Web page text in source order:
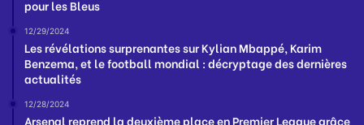
pour les Bleus
12/29/2024
Les révélations surprenantes sur Kylian Mbappé, Karim
Benzema, et le football mondial : décryptage des dernières
actualités
12/28/2024
Arsenal reprend la deuxième place en Premier League grâce